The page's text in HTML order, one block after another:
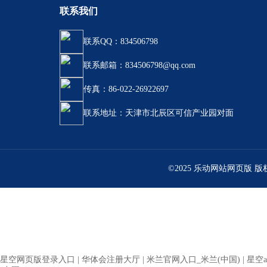
联系我们
联系QQ：834506798
联系邮箱：834506798@qq.com
传真：86-022-26922697
联系地址：天津市北辰区可信产业园对面
©2025 乐动网站网页版 版
星空网页版登录入口 华体会注册大厅 米兰官网入口_米兰(中国)
星空